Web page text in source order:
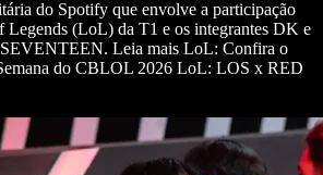
do Spotify que envolve a participação
Legends (LoL) da T1 e os integrantes DK e
Leia mais LoL: Confira o
do CBLOL 2026 LoL: LOS x RED